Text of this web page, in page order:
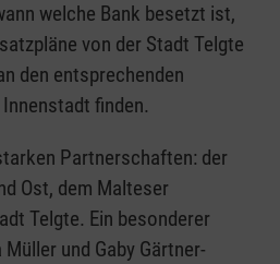
welche Bank besetzt ist,
von der Stadt Telgte
den entsprechenden
finden.
Partnerschaften: der
Ost, dem Malteser
Telgte. Ein besonderer
und Gaby Gärtner-